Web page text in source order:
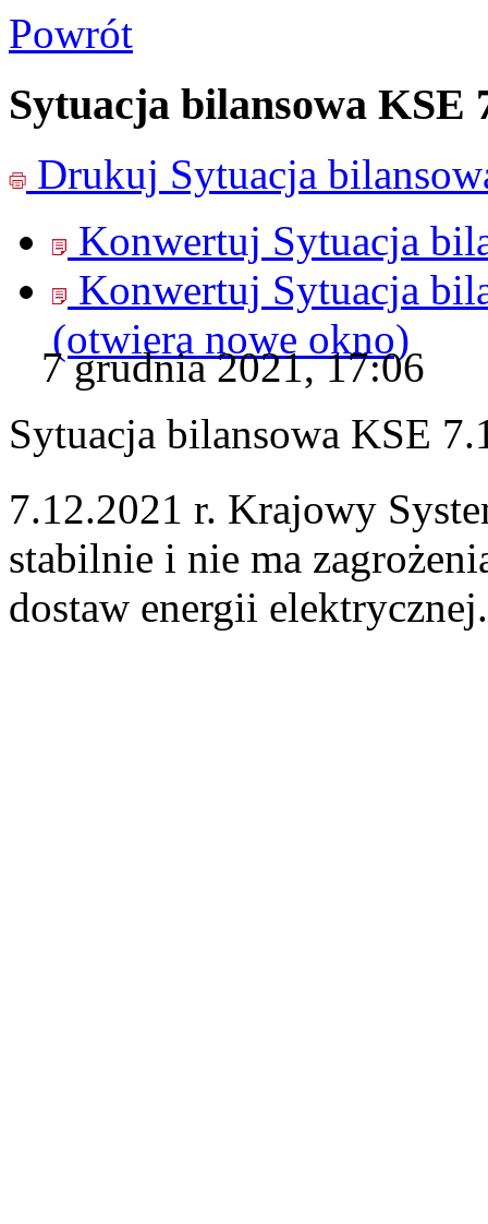
Powrót
Sytuacja bilansowa KSE
Drukuj Sytuacja
Konwertuj Sytuacja
Konwertuj Sytuacja
(otwiera nowe okno)
7 grudnia 2021, 17:06
Sytuacja bilansowa KSE
7.12.2021 r. Krajowy
stabilnie i nie ma
dostaw energii